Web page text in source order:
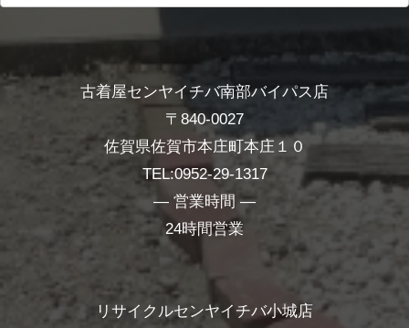
古着屋センヤイチバ南部バイパス店
〒840-0027
佐賀県佐賀市本庄町本庄１０
TEL:0952-29-1317
― 営業時間 ―
24時間営業
リサイクルセンヤイチバ小城店